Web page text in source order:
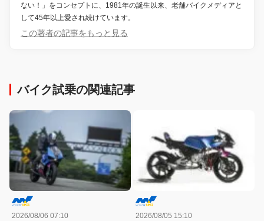
ない！」をコンセプトに、1981年の誕生以来、老舗バイクメディアと
して45年以上愛され続けています。
この著者の記事をもっと見る
バイク試乗の関連記事
2026/08/06 07:10 2026/08/05 15:10